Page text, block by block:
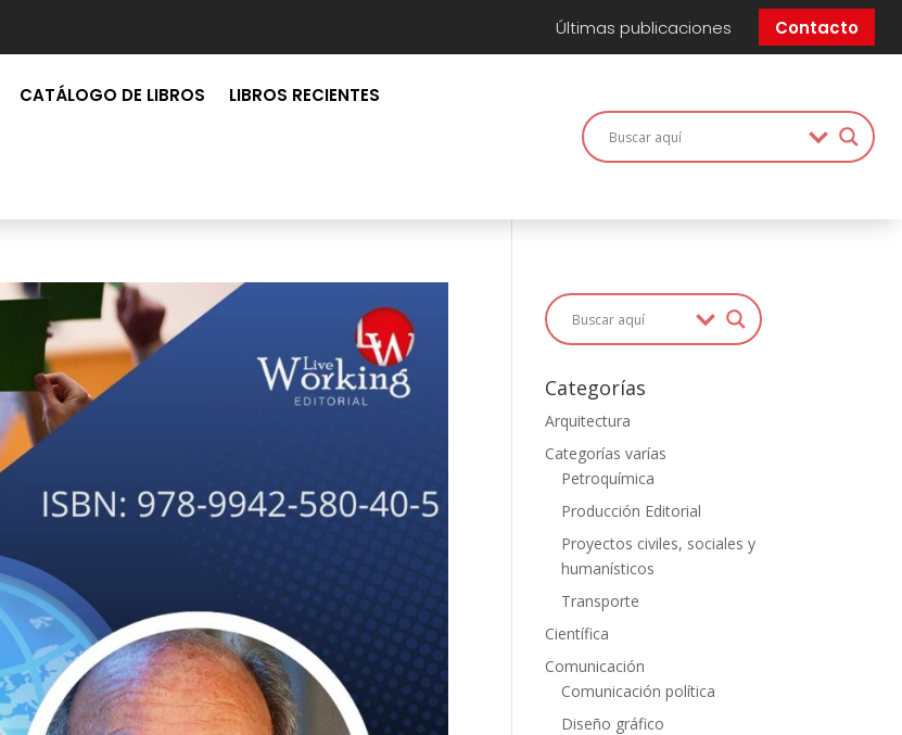
Últimas publicaciones Contacto
CATÁLOGO DE LIBROS LIBROS RECIENTES
Categorías
Arquitectura
Categorías varías
Petroquímica
Producción Editorial
Proyectos civiles, sociales y
humanísticos
Transporte
Científica
Comunicación
Comunicación política
Diseño gráfico